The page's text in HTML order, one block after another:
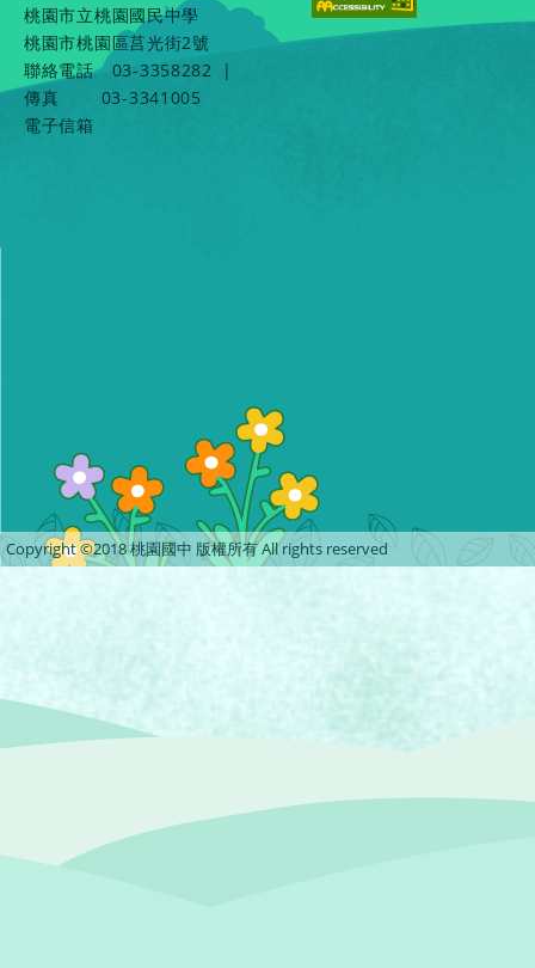
桃園市立桃園國民中學
桃園市桃園區莒光街2號
聯絡電話
03-3358282
|
傳真
03-3341005
電子信箱
Copyright ©2018 桃園國中 版權所有 All rights reserved